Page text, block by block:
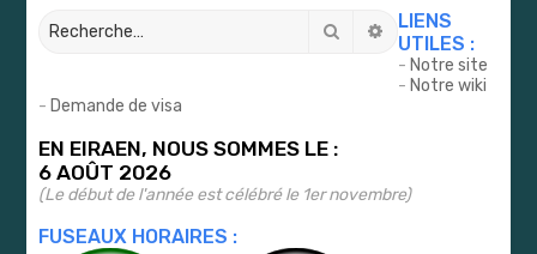
RechercherRecherche
LIENS
UTILES :
- Notre site
- Notre wiki
- Demande de visa
EN EIRAEN, NOUS SOMMES LE :
6 AOÛT 2026
(Le début de l'année est célébré le 1er novembre)
FUSEAUX HORAIRES :